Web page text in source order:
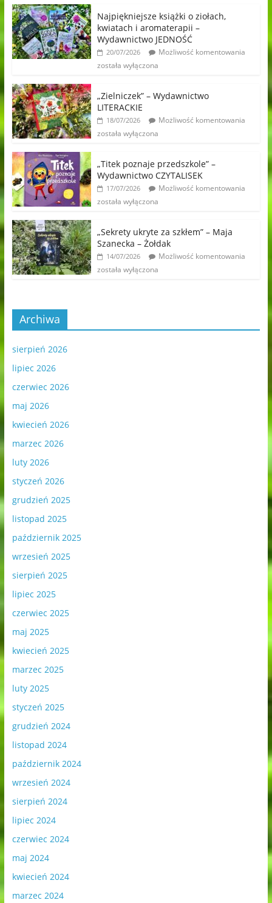
Najpiękniejsze książki o ziołach,
kwiatach i aromaterapii –
Wydawnictwo JEDNOŚĆ
20/07/2026
Możliwość komentowania
została wyłączona
„Zielniczek” – Wydawnictwo
LITERACKIE
18/07/2026
Możliwość komentowania
została wyłączona
„Titek poznaje przedszkole” –
Wydawnictwo CZYTALISEK
17/07/2026
Możliwość komentowania
została wyłączona
„Sekrety ukryte za szkłem” – Maja
Szanecka – Żołdak
14/07/2026
Możliwość komentowania
została wyłączona
Archiwa
sierpień 2026
lipiec 2026
czerwiec 2026
maj 2026
kwiecień 2026
marzec 2026
luty 2026
styczeń 2026
grudzień 2025
listopad 2025
październik 2025
wrzesień 2025
sierpień 2025
lipiec 2025
czerwiec 2025
maj 2025
kwiecień 2025
marzec 2025
luty 2025
styczeń 2025
grudzień 2024
listopad 2024
październik 2024
wrzesień 2024
sierpień 2024
lipiec 2024
czerwiec 2024
maj 2024
kwiecień 2024
marzec 2024